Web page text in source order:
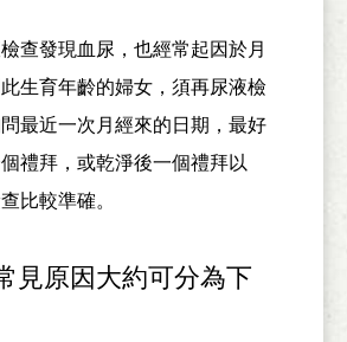
查發現血尿，也經常起因於月
此生育年齡的婦女，須再尿液檢
最近一次月經來的日期，最好
禮拜，或乾淨後一個禮拜以
比較準確。
見原因大約可分為下